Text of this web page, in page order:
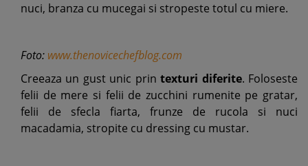
nuci, branza cu mucegai si stropeste totul cu miere.
Foto: www.thenovicechefblog.com
Creeaza un gust unic printexturi diferite. Foloseste
felii de mere si felii de zucchini rumenite pe gratar,
felii de sfecla fiarta, frunze de rucola si nuci
macadamia, stropite cu dressing cu mustar.